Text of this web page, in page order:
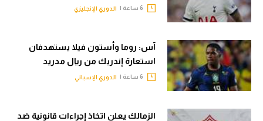
الدوري الإنجليزي
آس: روما وأستون فيلا يستهدفان
استعارة إندريك من ريال مدريد
الدوري الإسباني
الزمالك يعلن اتخاذ إجراءات قانونية ضد